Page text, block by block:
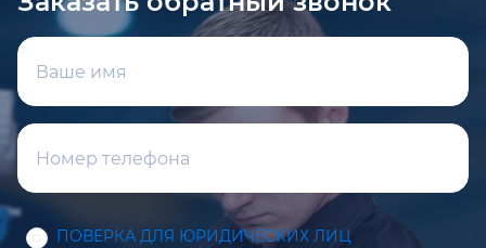
ПОВЕРКА ДЛЯ ЮРИДИЧЕСКИХ ЛИЦ